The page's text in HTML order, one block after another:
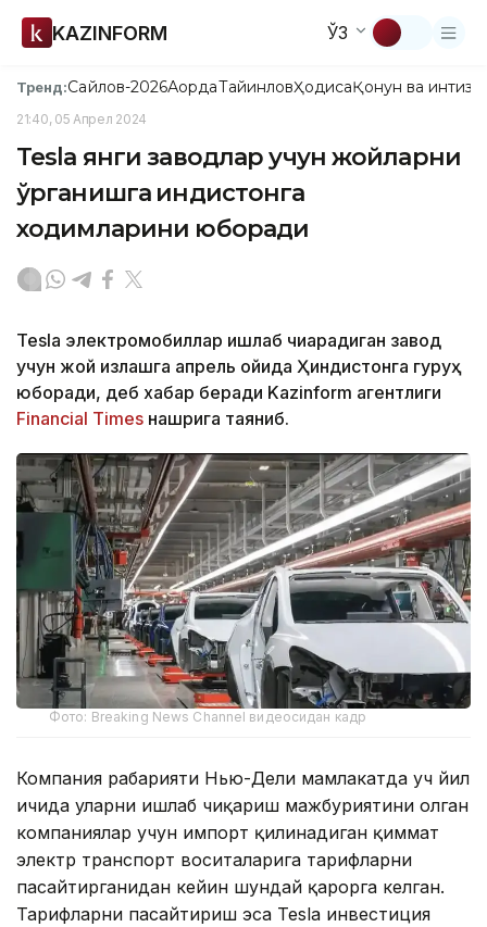
KAZINFORM ЎЗ
Тренд:Сайлов-2026АқордаТайинловҲодисаҚонун ва
21:40, 05 Апрел 2024
Tesla янги заводлар учун жойларни
ўрганишга Ҳиндистонга
ходимларини юборади
Tesla электромобиллар ишлаб чиқарадиган завод
учун жой излашга апрель ойида Ҳиндистонга гуруҳ
юборади, деб хабар беради Kazinform агентлиги
Financial Times нашрига таяниб.
Фото: Breaking News Channel видеосидан кадр
Компания раҳбарияти Нью-Деҳли мамлакатда уч йил
ичида уларни ишлаб чиқариш мажбуриятини олган
компаниялар учун импорт қилинадиган қиммат
электр транспорт воситаларига тарифларни
пасайтирганидан кейин шундай қарорга келган.
Тарифларни пасайтириш эса Tesla инвестиция